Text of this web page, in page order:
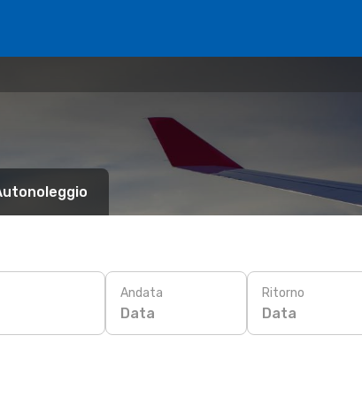
Andata
Data
Ritorno
Data